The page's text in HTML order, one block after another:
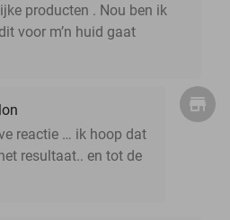
producten . Nou ben ik
voor m’n huid gaat
reactie … ik hoop dat
resultaat.. en tot de